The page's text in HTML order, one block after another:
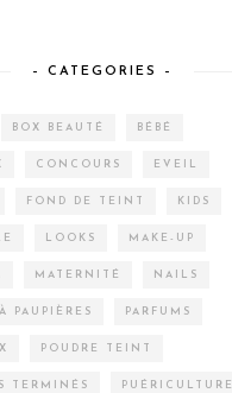
– CATEGORIES –
BOX BEAUTÉ BÉBÉ
CONCOURS EVEIL
FOND DE TEINT KIDS
LOOKS MAKE-UP
MATERNITÉ NAILS
PAUPIÈRES PARFUMS
POUDRE TEINT
TERMINÉS PUÉRICULTURE